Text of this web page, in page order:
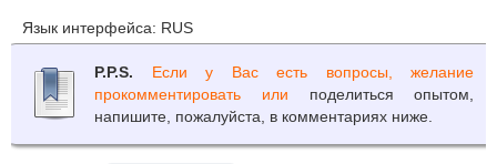
Язык интерфейса: RUS
P.P.S.
Если у Вас есть вопросы, желание
прокомментировать или поделиться опытом,
напишите, пожалуйста, в комментариях ниже.